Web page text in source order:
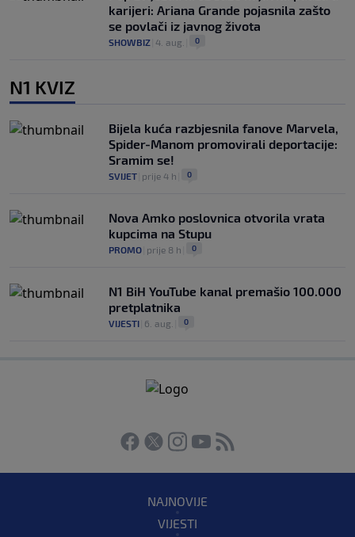
karijeri: Ariana Grande pojasnila zašto
se povlači iz javnog života
SHOWBIZ 4. aug. 0
N1 KVIZ
Bijela kuća razbjesnila fanove Marvela,
Spider-Manom promovirali deportacije:
Sramim se!
SVIJET prije 4 h 0
Nova Amko poslovnica otvorila vrata
kupcima na Stupu
PROMO prije 8 h 0
N1 BiH YouTube kanal premašio 100.000
pretplatnika
VIJESTI 6. aug. 0
NAJNOVIJE
VIJESTI